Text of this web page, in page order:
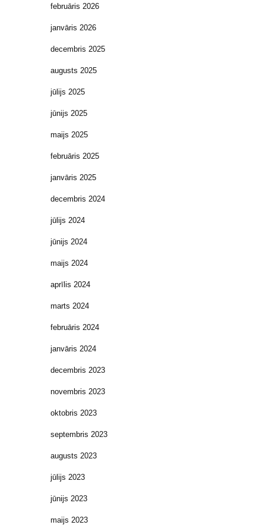
februāris 2026
janvāris 2026
decembris 2025
augusts 2025
jūlijs 2025
jūnijs 2025
maijs 2025
februāris 2025
janvāris 2025
decembris 2024
jūlijs 2024
jūnijs 2024
maijs 2024
aprīlis 2024
marts 2024
februāris 2024
janvāris 2024
decembris 2023
novembris 2023
oktobris 2023
septembris 2023
augusts 2023
jūlijs 2023
jūnijs 2023
maijs 2023